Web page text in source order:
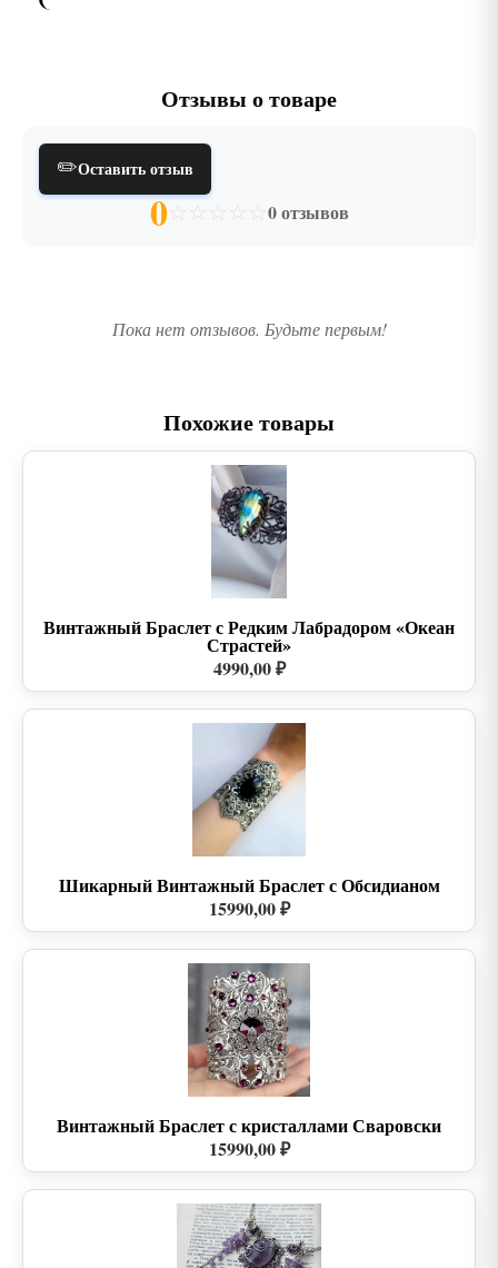
Отзывы о товаре
✏️Оставить отзыв
0☆ ☆ ☆ ☆ ☆ 0 отзывов
Пока нет отзывов. Будьте первым!
Похожие товары
Винтажный Браслет с Редким Лабрадором «Океан
Страстей»
4990,00 ₽
Шикарный Винтажный Браслет с Обсидианом
15990,00 ₽
Винтажный Браслет с кристаллами Сваровски
15990,00 ₽